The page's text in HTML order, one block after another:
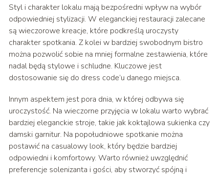
Styl i charakter lokalu mają bezpośredni wpływ na wybór
odpowiedniej stylizacji. W eleganckiej restauracji zalecane
są wieczorowe kreacje, które podkreślą uroczysty
charakter spotkania. Z kolei w bardziej swobodnym bistro
można pozwolić sobie na mniej formalne zestawienia, które
nadal będą stylowe i schludne. Kluczowe jest
dostosowanie się do dress code’u danego miejsca.
Innym aspektem jest pora dnia, w której odbywa się
uroczystość. Na wieczorne przyjęcia w lokalu warto wybrać
bardziej eleganckie stroje, takie jak koktajlowa sukienka czy
damski garnitur. Na popołudniowe spotkanie można
postawić na casualowy look, który będzie bardziej
odpowiedni i komfortowy. Warto również uwzględnić
preferencje solenizanta i gości, aby stworzyć spójną i